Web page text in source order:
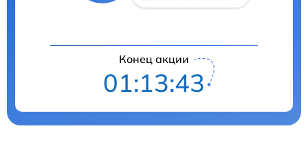
Конец акции
01:13:42